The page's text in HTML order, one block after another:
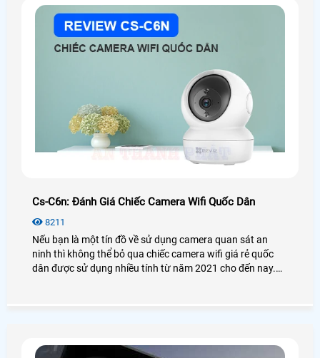
Cs-C6n: Đánh Giá Chiếc Camera Wifi Quốc Dân
8211
Nếu bạn là một tín đồ về sử dụng camera quan sát an
ninh thì không thể bỏ qua chiếc camera wifi giá rẻ quốc
dân được sử dụng nhiều tính từ năm 2021 cho đến nay.